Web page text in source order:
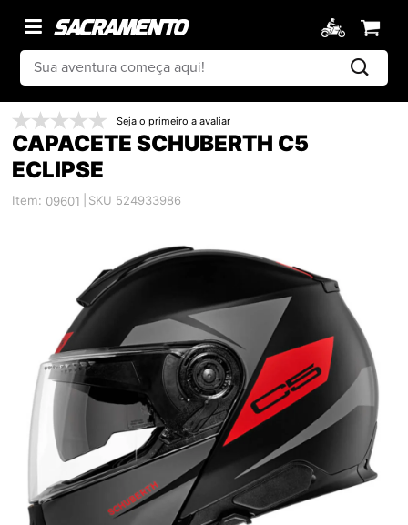
Seja o primeiro a avaliar
CAPACETE SCHUBERTH C5
ECLIPSE
Item: 09601 SKU 524933986